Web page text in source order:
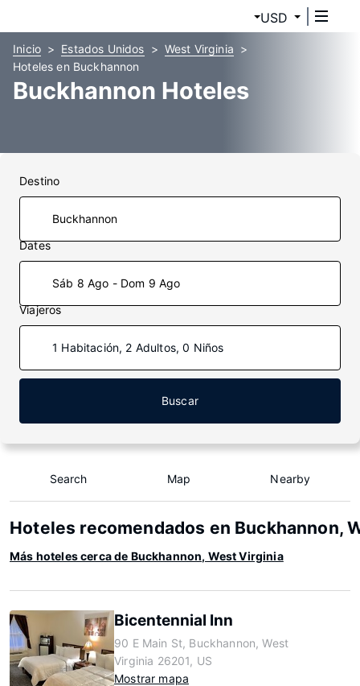
USD
Inicio Estados Unidos
West Virginia
Hoteles en Buckhannon
Buckhannon Hoteles
Destino
Dates
Sáb 8 Ago - Dom 9 Ago
Viajeros
1 Habitación, 2 Adultos, 0 Niños
Buscar
Search Map Nearby
Hoteles recomendados en Buckhannon,
Más hoteles cerca de Buckhannon, West Virginia
Bicentennial Inn
90 E Main St, Buckhannon, West
Virginia 26201, US
Mostrar mapa